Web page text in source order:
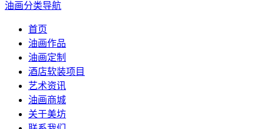
油画分类导航
首页
油画作品
油画定制
酒店软装项目
艺术资讯
油画商城
关于美坊